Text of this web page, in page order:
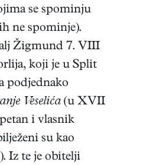
se spominju
ne spominje).
Žigmund 7. VIII
koji je u Split
podjednako
Veselića (u XVII
i vlasnik
su kao
Iz te je obitelji